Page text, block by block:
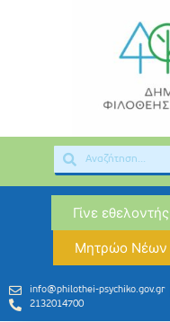
Γίνε εθελοντής
Μητρώο Νέων
info@philothei-psychiko.gov.gr
2132014700